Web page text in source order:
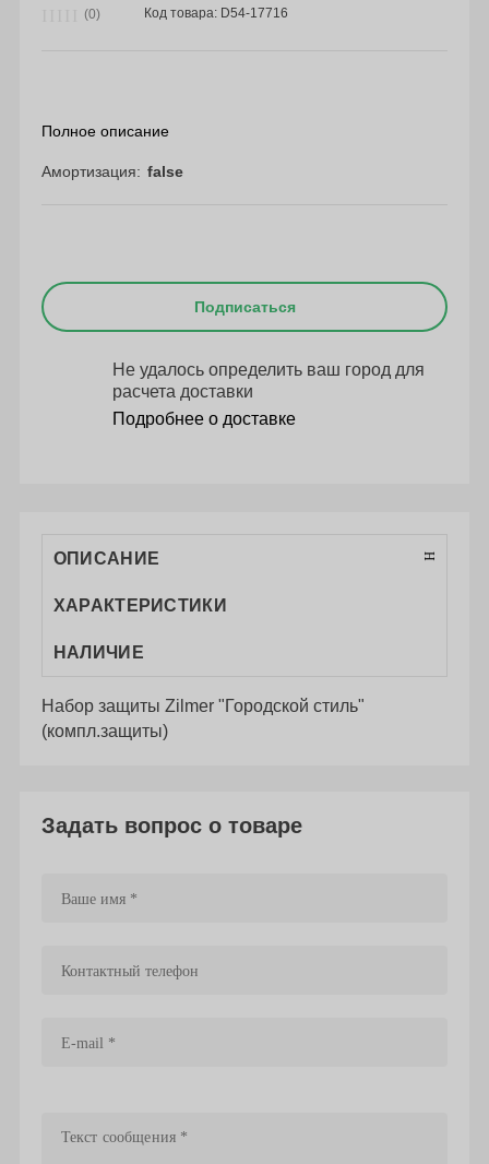
(0) Код товара: D54-17716
Полное описание
Амортизация false
Подписаться
Не удалось определить ваш город для
расчета доставки
Подробнее о доставке
ОПИСАНИЕ
ХАРАКТЕРИСТИКИ
НАЛИЧИЕ
Набор защиты Zilmer "Городской стиль"
(компл.защиты)
Задать вопрос о товаре